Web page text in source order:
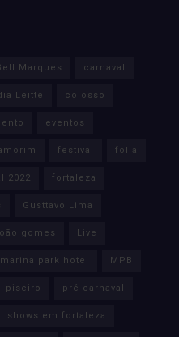
Marques carnaval
Leitte colosso
eventos
festival folia
2022 fortaleza
Gusttavo Lima
gomes Live
marina park hotel MPB
piseiro pré-carnaval
shows em fortaleza